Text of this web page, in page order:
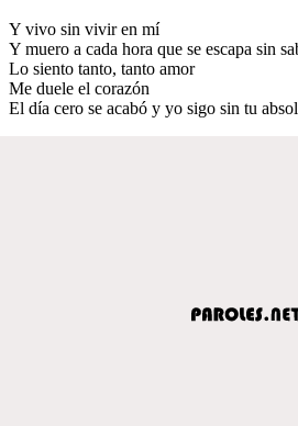
Y vivo sin vivir en mí
Y muero a cada hora que se escapa sin
Lo siento tanto, tanto amor
Me duele el corazón
El día cero se acabó y yo sigo sin tu